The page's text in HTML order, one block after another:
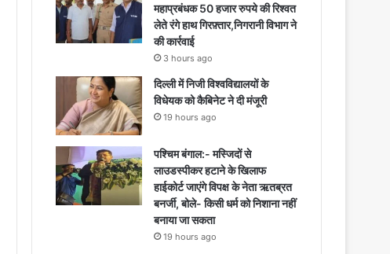
महाप्रबंधक 50 हजार रुपये की रिश्वत
लेते रंगे हाथ गिरफ़्तार,निगरानी विभाग ने
की कार्रवाई
3 hours ago
दिल्ली में निजी विश्वविद्यालयों के
विधेयक को कैबिनेट ने दी मंजूरी
19 hours ago
पश्चिम बंगाल:- मस्जिदों से
लाउडस्पीकर हटाने के खिलाफ
हाईकोर्ट जाएंगे विपक्ष के नेता ऋतब्रत
बनर्जी, बोले- किसी धर्म को निशाना नहीं
बनाया जा सकता
19 hours ago